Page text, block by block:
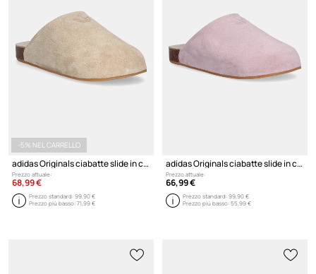
-5% NEL CARRELLO
adidas Originals ciabatte slide in camoscio Adimule
Prezzo attuale:
68,99 €
Prezzo standard:99,90 €
Prezzo più basso:71,99 €
adidas Originals ciabatte slide in camoscio Adimule
Prezzo attuale:
66,99 €
Prezzo standard:99,90 €
Prezzo più basso:55,99 €